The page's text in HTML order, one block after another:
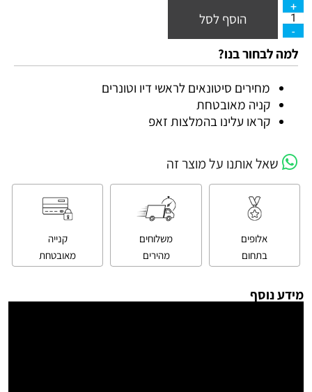
הוסף לסל
למה לבחור בנו?
מחירים סיטונאים לראשי דיו וטונרים
קניה מאובטחת
קראו עלינו בהמלצות זאפ
שאל אותנו על מוצר זה
אלופים
בתחום
משלוחים
מהירים
קנייה
מאובטחת
מידע נוסף